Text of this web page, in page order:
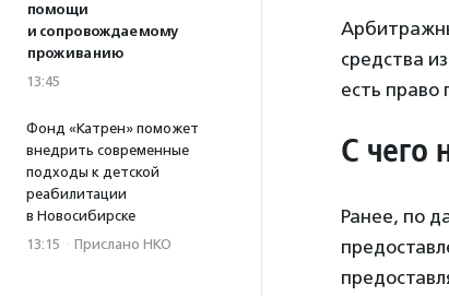
помощи
и сопровождаемому
проживанию
13:45
Фонд «Катрен» поможет
внедрить современные
подходы к детской
реабилитации
в Новосибирске
13:15 · Прислано НКО
средства
есть право
С чего
Ранее, по